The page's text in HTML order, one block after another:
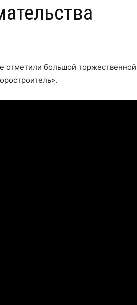
отметили большой торжественной